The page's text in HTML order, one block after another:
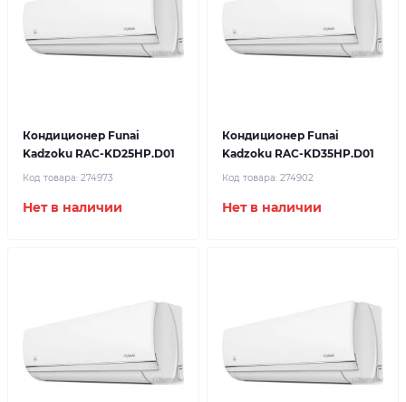
Кондиционер Funai
Kadzoku RAC-KD25HP.D01
Код товара: 274973
Нет в наличии
Кондиционер Funai
Kadzoku RAC-KD35HP.D01
Код товара: 274902
Нет в наличии